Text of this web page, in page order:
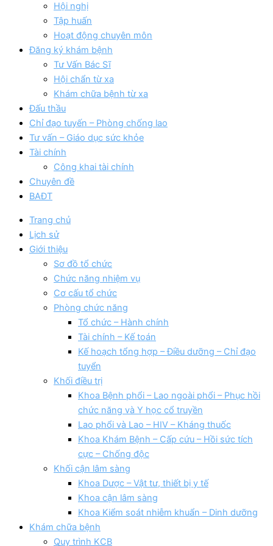
Hội nghị
Tập huấn
Hoạt động chuyên môn
Đăng ký khám bệnh
Tư Vấn Bác Sĩ
Hội chẩn từ xa
Khám chữa bệnh từ xa
Đấu thầu
Chỉ đạo tuyến – Phòng chống lao
Tư vấn – Giáo dục sức khỏe
Tài chính
Công khai tài chính
Chuyên đề
BAĐT
Trang chủ
Lịch sử
Giới thiệu
Sơ đồ tổ chức
Chức năng nhiệm vụ
Cơ cấu tổ chức
Phòng chức năng
Tổ chức – Hành chính
Tài chính – Kế toán
Kế hoạch tổng hợp – Điều dưỡng – Chỉ đạo
tuyển
Khối điều trị
Khoa Bệnh phổi – Lao ngoài phổi – Phục hồi
chức năng và Y học cổ truyền
Lao phổi và Lao – HIV – Kháng thuốc
Khoa Khám Bệnh – Cấp cứu – Hồi sức tích
cực – Chống độc
Khối cận lâm sàng
Khoa Dược – Vật tư, thiết bị y tế
Khoa cận lâm sàng
Khoa Kiểm soát nhiễm khuẩn – Dinh dưỡng
Khám chữa bệnh
Quy trình KCB